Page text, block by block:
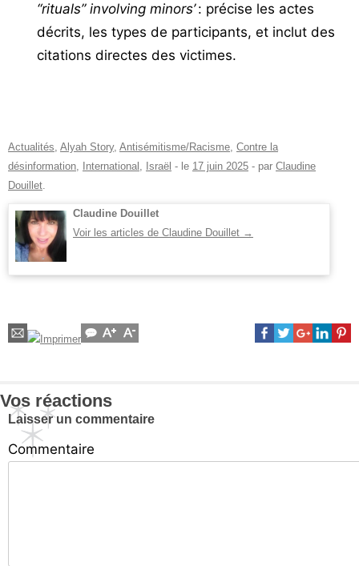
“rituals” involving minors’: précise les actes
décrits, les types de participants, et inclut des
citations directes des victimes.
Actualités, Alyah Story, Antisémitisme/Racisme, Contre la
désinformation, International , Israël - le 17 juin 2025 - par Claudine
Douillet.
Claudine Douillet
Voir les articles de Claudine Douillet →
Vos réactions
Laisser un commentaire
Commentaire